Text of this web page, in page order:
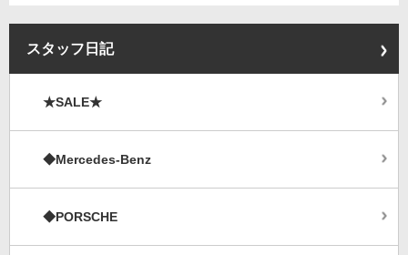
スタッフ日記
★SALE★
◆Mercedes-Benz
◆PORSCHE